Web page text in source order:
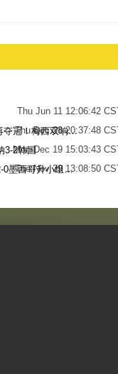
Thu Jun 11 12:06:42
Thu Dec 28 20:37:48
世界杯-阿根廷点球7-5法国，时隔36年再夺冠！梅西双响姆巴佩戴帽
Mon Dec 19 15:03:43
3-2韩国
Tue Nov 29 13:08:50
梅西无解贴地斩+助攻恩佐破门 阿根廷2-0墨西哥升小组第二